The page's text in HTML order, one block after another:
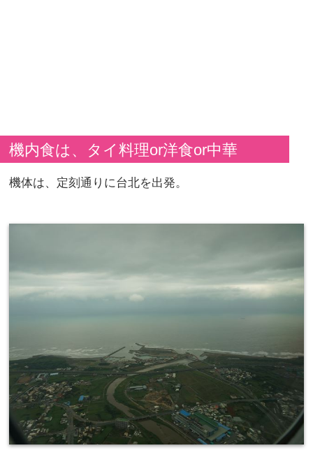
機内食は、タイ料理or洋食or中華
機体は、定刻通りに台北を出発。